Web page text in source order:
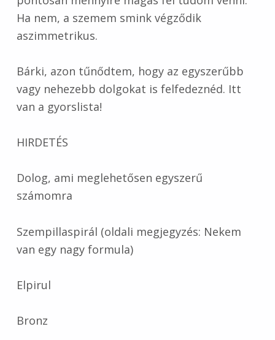
Ha nem, a szemem smink végződik
aszimmetrikus.
Bárki, azon tűnődtem, hogy az egyszerűbb
vagy nehezebb dolgokat is felfedeznéd. Itt
van a gyorslista!
HIRDETÉS
Dolog, ami meglehetősen egyszerű
számomra
Szempillaspirál (oldali megjegyzés: Nekem
van egy nagy formula)
Elpirul
Bronz